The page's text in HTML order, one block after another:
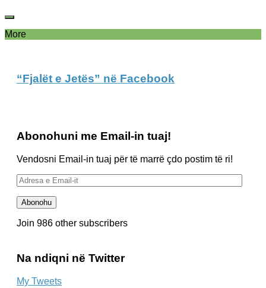
More
“Fjalët e Jetës” në Facebook
Abonohuni me Email-in tuaj!
Vendosni Email-in tuaj për të marrë çdo postim të ri!
Adresa
e
Email-
it
Abonohu
Join 986 other subscribers
Na ndiqni në Twitter
My Tweets